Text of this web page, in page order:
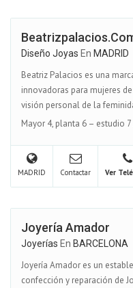
Diseño Joyas En MADRID
Beatriz Palacios es una
innovadoras para mujeres
visión personal de la
Mayor 4, planta 6 – estudio 7
MADRID Contactar Ver
Joyería Amador
Joyerías En BARCELONA
Joyería Amador es un
confección y reparación de